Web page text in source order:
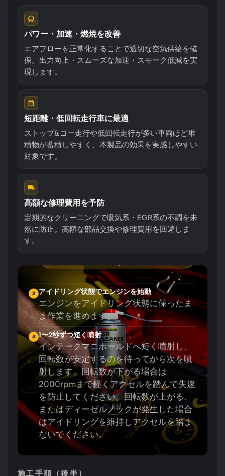
パワー・加速・燃焼を改善
エアフローを正常化することで適切な空気供給を確
保。出力向上・スムーズな加速・スモーク低減を実
現します。
短距離・低回転走行車に最適
ストップ&ゴー走行や低回転走行が多い車両ほど堆
積物が蓄積しやすく、本製品の効果を実感しやすい
対象です。
高額な修理費用を予防
定期的なクリーニングで吸気系・EGR系の不調を未
然に防止。高額な部品交換や修理費用を回避しま
す。
施工手順（前半）
1 エンジンを暖機
施工前にエンジンを作動温度まで十分に
暖機してください。
2
インテークマニホールド側・ターボ前・
所を選び、該当するフレキシブルホース
を取り外します。
3 アイドリング状態でエンジンを始動
エンジンをアイドリング状態に保ったま
ま作業を進めます。
4 1〜2秒ずつ短く噴射
インテークマニホールドへ短く噴射し、
回転数が安定するのを待ってから次を噴
射します。回転数が下がる場合は
2000rpmまで軽くアクセルを踏んで失速
を防止してください。回転数が上がる、
またはディーゼルノックが発生した場合
はアイドリングを維持しアクセルを踏ま
ないでください。
施工手順（後半）